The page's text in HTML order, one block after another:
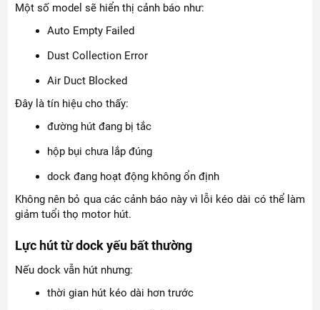
Một số model sẽ hiển thị cảnh báo như:
Auto Empty Failed
Dust Collection Error
Air Duct Blocked
Đây là tín hiệu cho thấy:
đường hút đang bị tắc
hộp bụi chưa lắp đúng
dock đang hoạt động không ổn định
Không nên bỏ qua các cảnh báo này vì lỗi kéo dài có thể làm
giảm tuổi thọ motor hút.
Lực hút từ dock yếu bất thường
Nếu dock vẫn hút nhưng:
thời gian hút kéo dài hơn trước